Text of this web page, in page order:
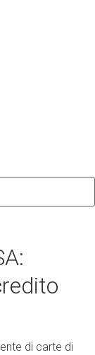
di carte di